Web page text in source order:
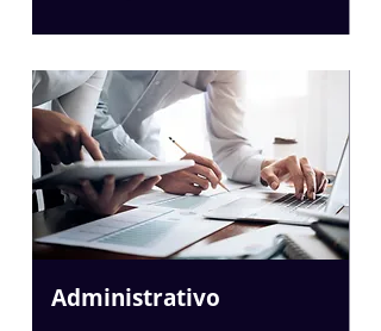
Administrativo